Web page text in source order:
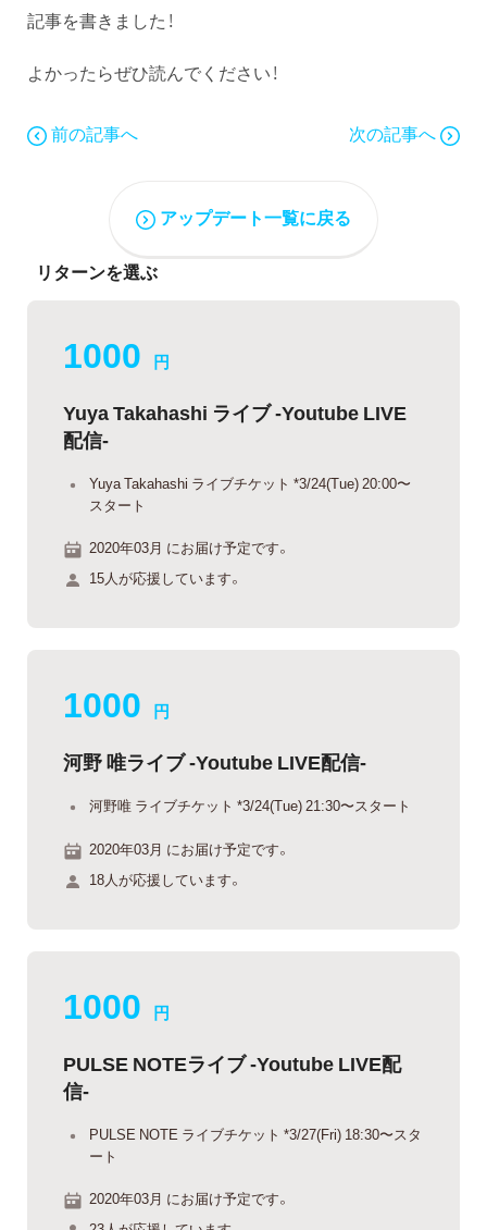
記事を書きました！
よかったらぜひ読んでください！
前の記事へ 次の記事へ
アップデート一覧に戻る
リターンを選ぶ
1000 円
Yuya Takahashi ライブ -Youtube LIVE
配信-
Yuya Takahashi ライブチケット *3/24(Tue) 20:00〜
スタート
2020年03月 にお届け予定です。
15人が応援しています。
1000 円
河野 唯ライブ -Youtube LIVE配信-
河野唯 ライブチケット *3/24(Tue) 21:30〜スタート
2020年03月 にお届け予定です。
18人が応援しています。
1000 円
PULSE NOTEライブ -Youtube LIVE配
信-
PULSE NOTE ライブチケット *3/27(Fri) 18:30〜スタ
ート
2020年03月 にお届け予定です。